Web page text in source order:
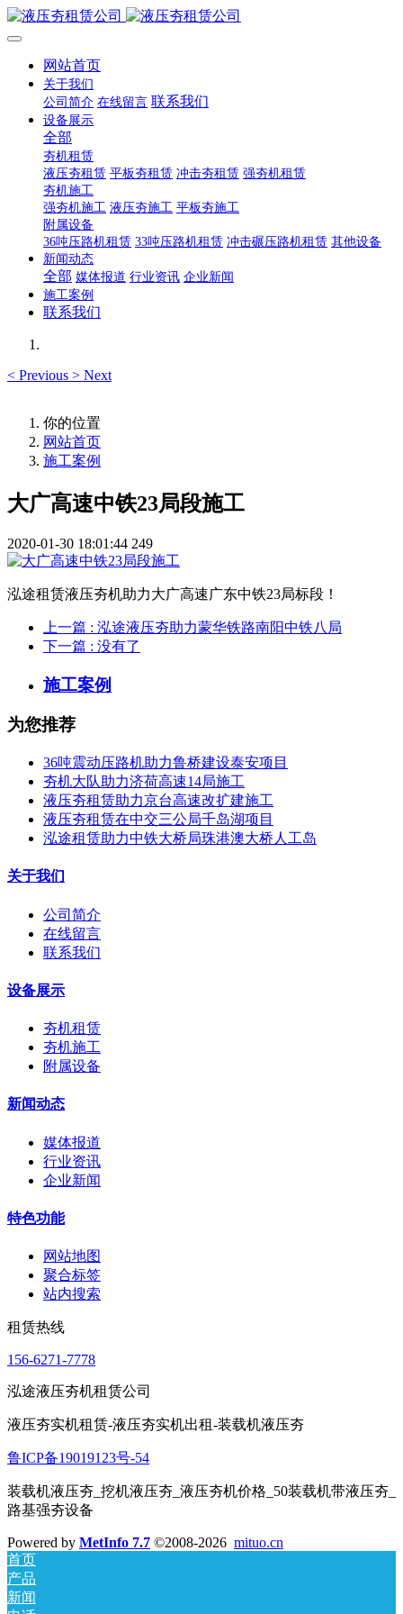
网站首页
关于我们
公司简介 在线留言 联系我们
设备展示
全部
夯机租赁
液压夯租赁 平板夯租赁 冲击夯租赁 强夯机租赁
夯机施工
强夯机施工 液压夯施工 平板夯施工
附属设备
36吨压路机租赁 33吨压路机租赁 冲击碾压路机租赁 其他设备
新闻动态
全部 媒体报道 行业资讯 企业新闻
施工案例
联系我们
< Previous > Next
你的位置
网站首页
施工案例
大广高速中铁23局段施工
2020-01-30 18:01:44 249
泓途租赁液压夯机助力大广高速广东中铁23局标段！
上一篇 : 泓途液压夯助力蒙华铁路南阳中铁八局
下一篇 : 没有了
施工案例
为您推荐
36吨震动压路机助力鲁桥建设泰安项目
夯机大队助力济荷高速14局施工
液压夯租赁助力京台高速改扩建施工
液压夯租赁在中交三公局千岛湖项目
泓途租赁助力中铁大桥局珠港澳大桥人工岛
关于我们
公司简介
在线留言
联系我们
设备展示
夯机租赁
夯机施工
附属设备
新闻动态
媒体报道
行业资讯
企业新闻
特色功能
网站地图
聚合标签
站内搜索
租赁热线
156-6271-7778
泓途液压夯机租赁公司
液压夯实机租赁-液压夯实机出租-装载机液压夯
鲁ICP备19019123号-54
装载机液压夯_挖机液压夯_液压夯机价格_50装载机带液压夯_
路基强夯设备
Powered by MetInfo 7.7 ©2008-2026 mituo.cn
首页
产品
新闻